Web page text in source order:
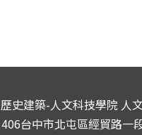
歷史建築-人文科技學院 人
406台中市北屯區經貿路一